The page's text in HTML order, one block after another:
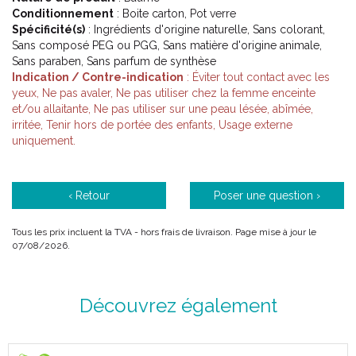
Ce baume extra-fort est idéal en application cutanée.
Stimulez vos muscles avant l' effort par un massage
vigoureux. Après l’ effort, en massage léger, il procure une
sensation de soulagement rapide sous forme de chaleur
décontractante.
Produit testé sous contrôle dermatologique.
synthèse, sans matière première d’ origine animale.
>> Voir également Baume du Tigre Blanc (voies
respiratoires, migraines, piqûres d' insectes)
Conseils d' utilisation :
Conditionnement : Boite carton, Pot verre
Spécificité(s) : Ingrédients d'origine naturelle, Sans colorant,
Sans composé PEG ou PGG, Sans matière d'origine animale,
Sans paraben, Sans parfum de synthèse
Indication / Contre-indication : Éviter tout contact avec les
yeux, Ne pas avaler, Ne pas utiliser chez la femme enceinte
et/ou allaitante, Ne pas utiliser sur une peau lésée, abîmée,
irritée, Tenir hors de portée des enfants, Usage externe
uniquement.
‹ Retour Poser une question ›
Tous les prix incluent la TVA - hors frais de livraison. Page mise à jour le
07/08/2026.
Découvrez également